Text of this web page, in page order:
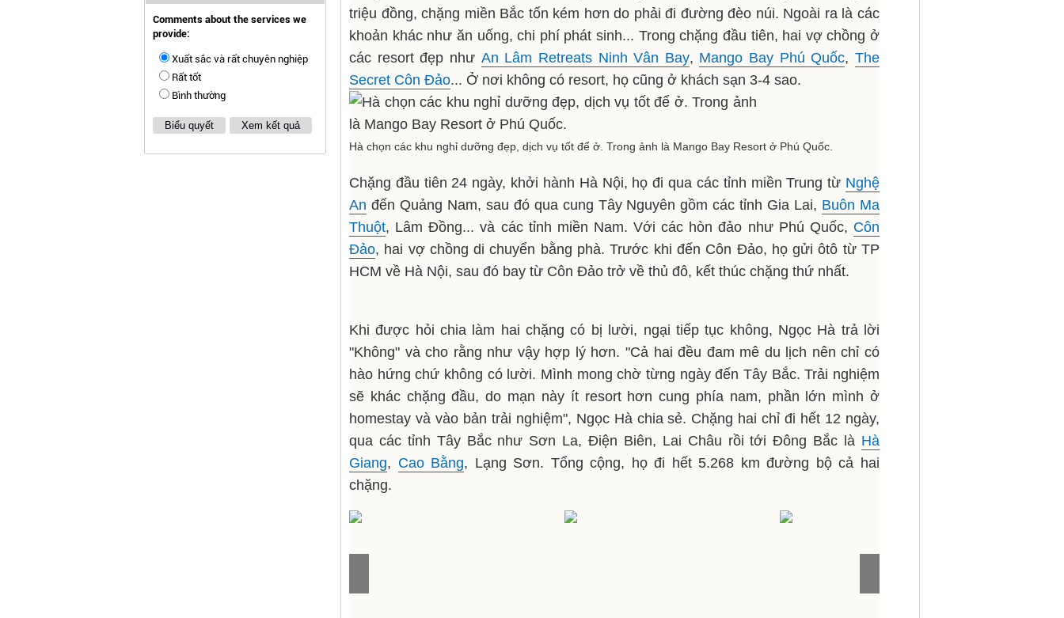
Comments about the services we
provide:
Xuất sắc và rất chuyên nghiệp
Rất tốt
Bình thường
Biểu quyết Xem kết quả
triệu đồng, chặng miền Bắc tốn kém hơn do phải đi đường đèo núi. Ngoài ra là các
khoản khác như ăn uống, chi phí phát sinh... Trong chặng đầu tiên, hai vợ chồng ở
các resort đẹp như An Lâm Retreats Ninh Vân Bay, Mango Bay Phú Quốc,The
Secret Côn Đảo... Ở nơi không có resort, họ cũng ở khách sạn 3-4 sao.
Hà chọn các khu nghỉ dưỡng đẹp, dịch vụ tốt để ở. Trong ảnh là Mango Bay Resort ở Phú Quốc.
Chặng đầu tiên 24 ngày, khởi hành Hà Nội, họ đi qua các tỉnh miền Trung từ Nghệ
An đến Quảng Nam, sau đó qua cung Tây Nguyên gồm các tỉnh Gia Lai, Buôn Ma
Thuột, Lâm Đồng... và các tỉnh miền Nam. Với các hòn đảo như Phú Quốc, Côn
Đảo, hai vợ chồng di chuyển bằng phà. Trước khi đến Côn Đảo, họ gửi ôtô từ TP
HCM về Hà Nội, sau đó bay từ Côn Đảo trở về thủ đô, kết thúc chặng thứ nhất.
Khi được hỏi chia làm hai chặng có bị lười, ngại tiếp tục không, Ngọc Hà trả lời
"Không" và cho rằng như vậy hợp lý hơn. "Cả hai đều đam mê du lịch nên chỉ có
hào hứng chứ không có lười. Mình mong chờ từng ngày đến Tây Bắc. Trải nghiệm
sẽ khác chặng đầu, do mạn này ít resort hơn cung phía nam, phần lớn mình ở
homestay và vào bản trải nghiệm", Ngọc Hà chia sẻ. Chặng hai chỉ đi hết 12 ngày,
qua các tỉnh Tây Bắc như Sơn La, Điện Biên, Lai Châu rồi tới Đông Bắc là Hà
Giang, Cao Bằng, Lạng Sơn. Tổng cộng, họ đi hết 5.268 km đường bộ cả hai
chặng.